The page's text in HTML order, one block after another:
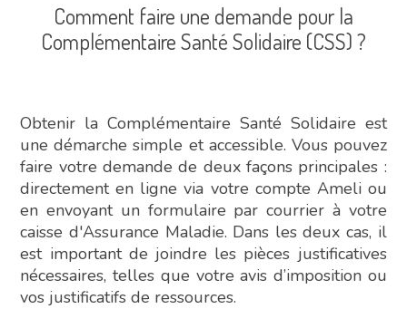
Comment faire une demande pour la
Complémentaire Santé Solidaire (CSS) ?
Obtenir la Complémentaire Santé Solidaire est
une démarche simple et accessible. Vous pouvez
faire votre demande de deux façons principales :
directement en ligne via votre compte Ameli ou
en envoyant un formulaire par courrier à votre
caisse d'Assurance Maladie. Dans les deux cas, il
est important de joindre les pièces justificatives
nécessaires, telles que votre avis d’imposition ou
vos justificatifs de ressources.